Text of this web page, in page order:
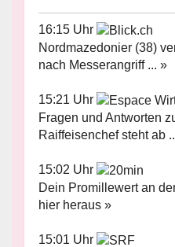
16:15 Uhr
Nordmazedonier (38)
nach Messerangriff ... »
15:21 Uhr
Fragen und Antworten
Raiffeisenchef steht ab
15:02 Uhr
Dein Promillewert an
hier heraus »
15:01 Uhr